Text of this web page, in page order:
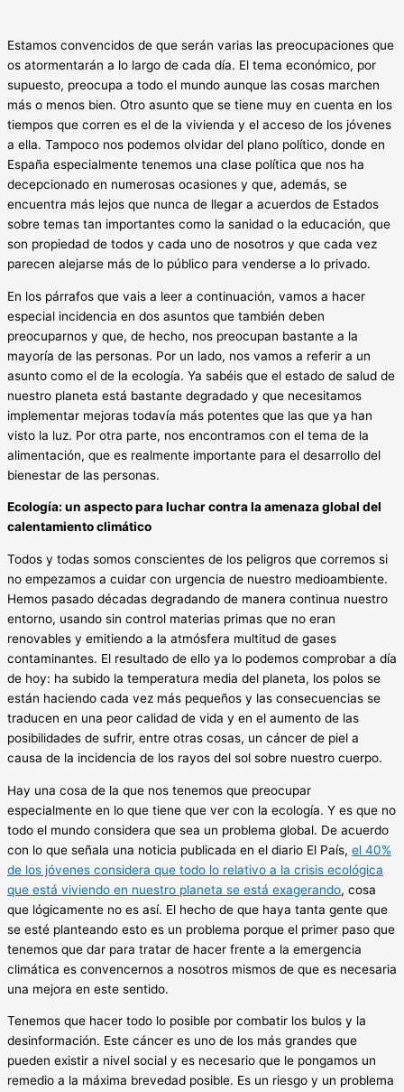
Estamos convencidos de que serán varias las preocupaciones que
os atormentarán a lo largo de cada día. El tema económico, por
supuesto, preocupa a todo el mundo aunque las cosas marchen
más o menos bien. Otro asunto que se tiene muy en cuenta en los
tiempos que corren es el de la vivienda y el acceso de los jóvenes
a ella. Tampoco nos podemos olvidar del plano político, donde en
España especialmente tenemos una clase política que nos ha
decepcionado en numerosas ocasiones y que, además, se
encuentra más lejos que nunca de llegar a acuerdos de Estados
sobre temas tan importantes como la sanidad o la educación, que
son propiedad de todos y cada uno de nosotros y que cada vez
parecen alejarse más de lo público para venderse a lo privado.
En los párrafos que vais a leer a continuación, vamos a hacer
especial incidencia en dos asuntos que también deben
preocuparnos y que, de hecho, nos preocupan bastante a la
mayoría de las personas. Por un lado, nos vamos a referir a un
asunto como el de la ecología. Ya sabéis que el estado de salud de
nuestro planeta está bastante degradado y que necesitamos
implementar mejoras todavía más potentes que las que ya han
visto la luz. Por otra parte, nos encontramos con el tema de la
alimentación, que es realmente importante para el desarrollo del
bienestar de las personas.
Ecología: un aspecto para luchar contra la amenaza global del
calentamiento climático
Todos y todas somos conscientes de los peligros que corremos si
no empezamos a cuidar con urgencia de nuestro medioambiente.
Hemos pasado décadas degradando de manera continua nuestro
entorno, usando sin control materias primas que no eran
renovables y emitiendo a la atmósfera multitud de gases
contaminantes. El resultado de ello ya lo podemos comprobar a día
de hoy: ha subido la temperatura media del planeta, los polos se
están haciendo cada vez más pequeños y las consecuencias se
traducen en una peor calidad de vida y en el aumento de las
posibilidades de sufrir, entre otras cosas, un cáncer de piel a
causa de la incidencia de los rayos del sol sobre nuestro cuerpo.
Hay una cosa de la que nos tenemos que preocupar
especialmente en lo que tiene que ver con la ecología. Y es que no
todo el mundo considera que sea un problema global. De acuerdo
con lo que señala una noticia publicada en el diario El País, el 40%
de los jóvenes considera que todo lo relativo a la crisis ecológica
que está viviendo en nuestro planeta se está exagerando, cosa
que lógicamente no es así. El hecho de que haya tanta gente que
se esté planteando esto es un problema porque el primer paso que
tenemos que dar para tratar de hacer frente a la emergencia
climática es convencernos a nosotros mismos de que es necesaria
una mejora en este sentido.
Tenemos que hacer todo lo posible por combatir los bulos y la
desinformación. Este cáncer es uno de los más grandes que
pueden existir a nivel social y es necesario que le pongamos un
remedio a la máxima brevedad posible. Es un riesgo y un problema